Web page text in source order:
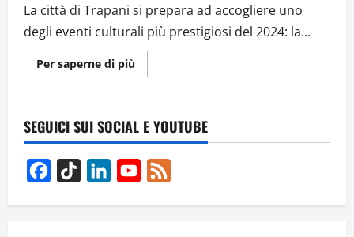
La città di Trapani si prepara ad accogliere uno
degli eventi culturali più prestigiosi del 2024: la...
Per saperne di piùUlteriori
informazioni
Sicily
Trinacria:
a
omaggio
alla
cultura
alla
SEGUICI SUI SOCIAL E YOUTUBE
Facebook
TikTok LinkedInYouTube